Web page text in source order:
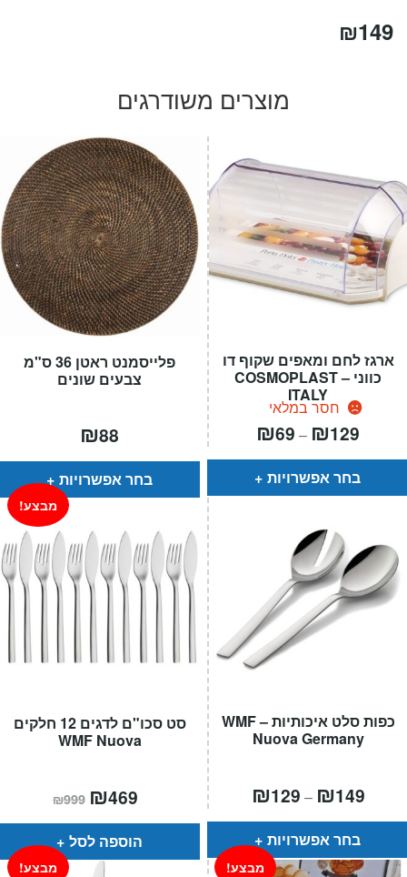
₪149
מוצרים משודרגים
פלייסמנט ראטן 36 ס"מ
צבעים שונים
₪88
בחר אפשרויות
ארגז לחם ומאפים שקוף דו
כווני – COSMOPLAST
ITALY
חסר במלאי
₪69 – ₪129
⁦₪69⁩
בחר אפשרויות
סט סכו"ם לדגים 12 חלקים
WMF Nuova
מבצע!
₪999 המחיר
המקורי
היה:
₪999.
₪469
הוא:
הוספה לסל
כפות סלט איכותיות – WMF
Nuova Germany
₪129 – ₪149טווח
⁦₪129⁩
בחר אפשרויות
מבצע! מבצע!